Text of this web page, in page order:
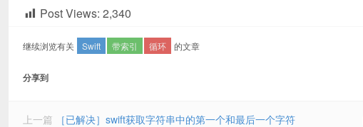
Post Views: 2,340
继续浏览有关 Swift 带索引 循环 的文章
分享到
上一篇 ［已解决］swift获取字符串中的第一个和最后一个字符